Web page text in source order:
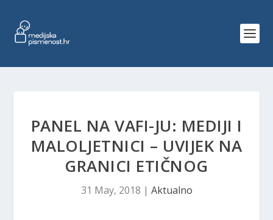
PANEL NA VAFI-JU: MEDIJI I
MALOLJETNICI – UVIJEK NA
GRANICI ETIČNOG
31 May, 2018 | Aktualno